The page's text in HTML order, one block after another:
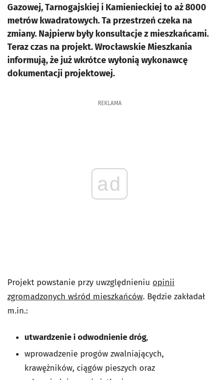
Gazowej, Tarnogajskiej i Kamienieckiej to aż 8000
metrów kwadratowych. Ta przestrzeń czeka na
zmiany. Najpierw były konsultacje z mieszkańcami.
Teraz czas na projekt. Wrocławskie Mieszkania
informują, że już wkrótce wyłonią wykonawcę
dokumentacji projektowej.
REKLAMA
ad
Projekt powstanie przy uwzględnieniu opinii
zgromadzonych wśród mieszkańców. Będzie zakładał
m.in.:
utwardzenie i odwodnienie dróg,
wprowadzenie progów zwalniających,
krawężników, ciągów pieszych oraz